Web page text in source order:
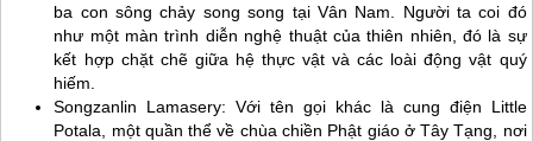
ba con sông chảy song song tại Vân Nam. Người ta coi đó
như một màn trình diễn nghệ thuật của thiên nhiên, đó là sự
kết hợp chặt chẽ giữa hệ thực vật và các loài động vật quý
hiếm.
Songzanlin Lamasery: Với tên gọi khác là cung điện Little
Potala, một quần thể về chùa chiền Phật giáo ởTây Tạng , nơi